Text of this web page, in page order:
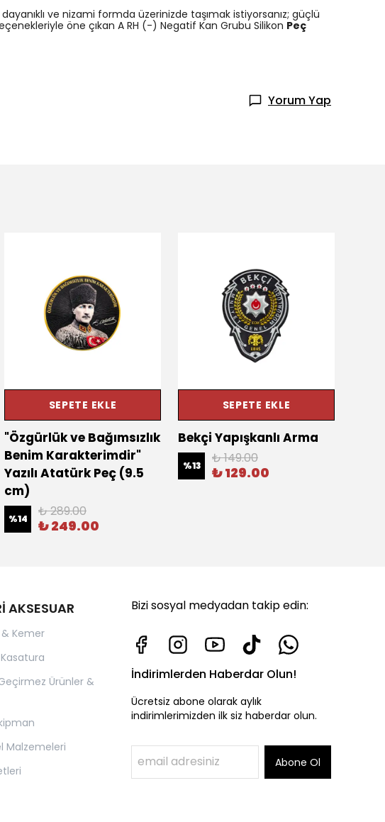
ve nizami formda üzerinizde taşımak istiyorsanız; güçlü
öne çıkan A RH (-) Negatif Kan Grubu Silikon Peç
Yorum Yap
SEPETE EKLE
"Özgürlük ve Bağımsızlık
Benim Karakterimdir"
Yazılı Atatürk Peç (9.5
cm)
%14 ₺ 289.00
₺ 249.00
SEPETE EKLE
Bekçi Yapışkanlı Arma
%13 ₺ 149.00
₺ 129.00
AKSESUAR
Kemer
Kasatura
Ürünler &
Malzemeleri
Bizi sosyal medyadan takip edin:
İndirimlerden Haberdar Olun!
Ücretsiz abone olarak aylık
indirimlerimizden ilk siz haberdar olun.
Abone Ol